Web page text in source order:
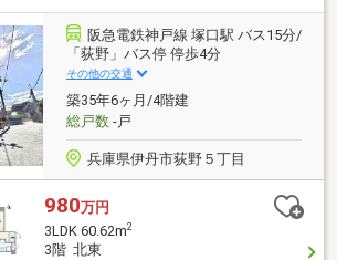
阪急電鉄神戸線 塚口駅 バス15分/
「荻野」バス停 停歩4分
その他の交通
築35年6ヶ月/4階建
総戸数-戸
兵庫県伊丹市荻野５丁目
980万円
3LDK 60.62m2
3階 北東